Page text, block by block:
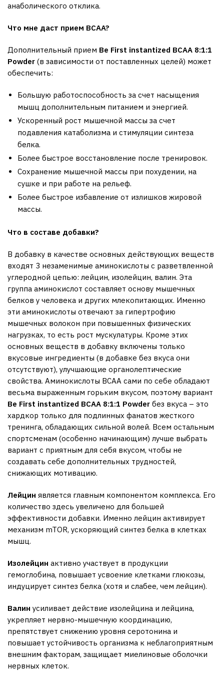
анаболического отклика.
Что мне даст прием BCAA?
Дополнительный прием Be First instantized BCAA 8:1:1
Powder (в зависимости от поставленных целей) может
обеспечить:
Большую работоспособность за счет насыщения
мышц дополнительным питанием и энергией.
Ускоренный рост мышечной массы за счет
подавления катаболизма и стимуляции синтеза
белка.
Более быстрое восстановление после тренировок.
Сохранение мышечной массы при похудении, на
сушке и при работе на рельеф.
Более быстрое избавление от излишков жировой
массы.
Что в составе добавки?
В добавку в качестве основных действующих веществ
входят 3 незаменимые аминокислоты с разветвленной
углеродной цепью: лейцин, изолейцин, валин. Эта
группа аминокислот составляет основу мышечных
белков у человека и других млекопитающих. Именно
эти аминокислоты отвечают за гипертрофию
мышечных волокон при повышенных физических
нагрузках, то есть рост мускулатуры. Кроме этих
основных веществ в добавку включены только
вкусовые ингредиенты (в добавке без вкуса они
отсутствуют), улучшающие органолептические
свойства. Аминокислоты BCAA сами по себе обладают
весьма выраженным горьким вкусом, поэтому вариант
Be First instantized BCAA 8:1:1 Powder без вкуса – это
хардкор только для подлинных фанатов жесткого
тренинга, обладающих сильной волей. Всем остальным
спортсменам (особенно начинающим) лучше выбрать
вариант с приятным для себя вкусом, чтобы не
создавать себе дополнительных трудностей,
снижающих мотивацию.
Лейцин является главным компонентом комплекса. Его
количество здесь увеличено для большей
эффективности добавки. Именно лейцин активирует
механизм mTOR, ускоряющий синтез белка в клетках
мышц.
Изолейцин активно участвует в продукции
гемоглобина, повышает усвоение клетками глюкозы,
индуцирует синтез белка (хотя и слабее, чем лейцин).
Валин усиливает действие изолейцина и лейцина,
укрепляет нервно-мышечную координацию,
препятствует снижению уровня серотонина и
повышает устойчивость организма к неблагоприятным
внешним факторам, защищает миелиновые оболочки
нервных клеток.